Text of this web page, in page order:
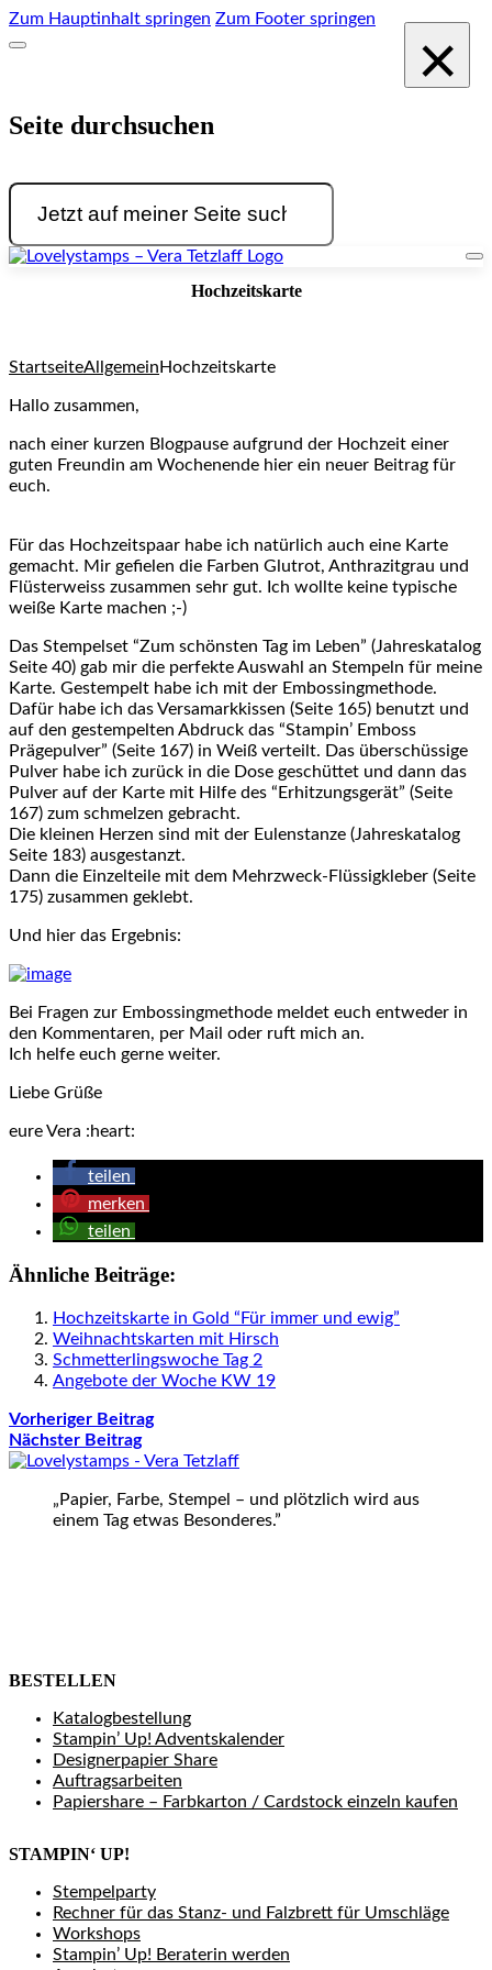
Zum Hauptinhalt springen Zum Footer springen
Seite durchsuchen
Suchen
×
Hochzeitskarte
StartseiteAllgemein Hochzeitskarte
Hallo zusammen,
nach einer kurzen Blogpause aufgrund der Hochzeit einer
guten Freundin am Wochenende hier ein neuer Beitrag für
euch.
Für das Hochzeitspaar habe ich natürlich auch eine Karte
gemacht. Mir gefielen die Farben Glutrot, Anthrazitgrau und
Flüsterweiss zusammen sehr gut. Ich wollte keine typische
weiße Karte machen ;-)
Das Stempelset “Zum schönsten Tag im Leben” (Jahreskatalog
Seite 40) gab mir die perfekte Auswahl an Stempeln für meine
Karte. Gestempelt habe ich mit der Embossingmethode.
Dafür habe ich das Versamarkkissen (Seite 165) benutzt und
auf den gestempelten Abdruck das “Stampin’ Emboss
Prägepulver” (Seite 167) in Weiß verteilt. Das überschüssige
Pulver habe ich zurück in die Dose geschüttet und dann das
Pulver auf der Karte mit Hilfe des “Erhitzungsgerät” (Seite
167) zum schmelzen gebracht.
Die kleinen Herzen sind mit der Eulenstanze (Jahreskatalog
Seite 183) ausgestanzt.
Dann die Einzelteile mit dem Mehrzweck-Flüssigkleber (Seite
175) zusammen geklebt.
Und hier das Ergebnis:
Bei Fragen zur Embossingmethode meldet euch entweder in
den Kommentaren, per Mail oder ruft mich an.
Ich helfe euch gerne weiter.
Liebe Grüße
eure Vera :heart:
teilen
merken
teilen
Ähnliche Beiträge:
Hochzeitskarte in Gold “Für immer und ewig”
Weihnachtskarten mit Hirsch
Schmetterlingswoche Tag 2
Angebote der Woche KW 19
Vorheriger Beitrag
Nächster Beitrag
„Papier, Farbe, Stempel – und plötzlich wird aus
einem Tag etwas Besonderes.”
BESTELLEN
Katalogbestellung
Stampin’ Up! Adventskalender
Designerpapier Share
Auftragsarbeiten
Papiershare – Farbkarton / Cardstock einzeln kaufen
STAMPIN‘ UP!
Stempelparty
Rechner für das Stanz- und Falzbrett für Umschläge
Workshops
Stampin’ Up! Beraterin werden